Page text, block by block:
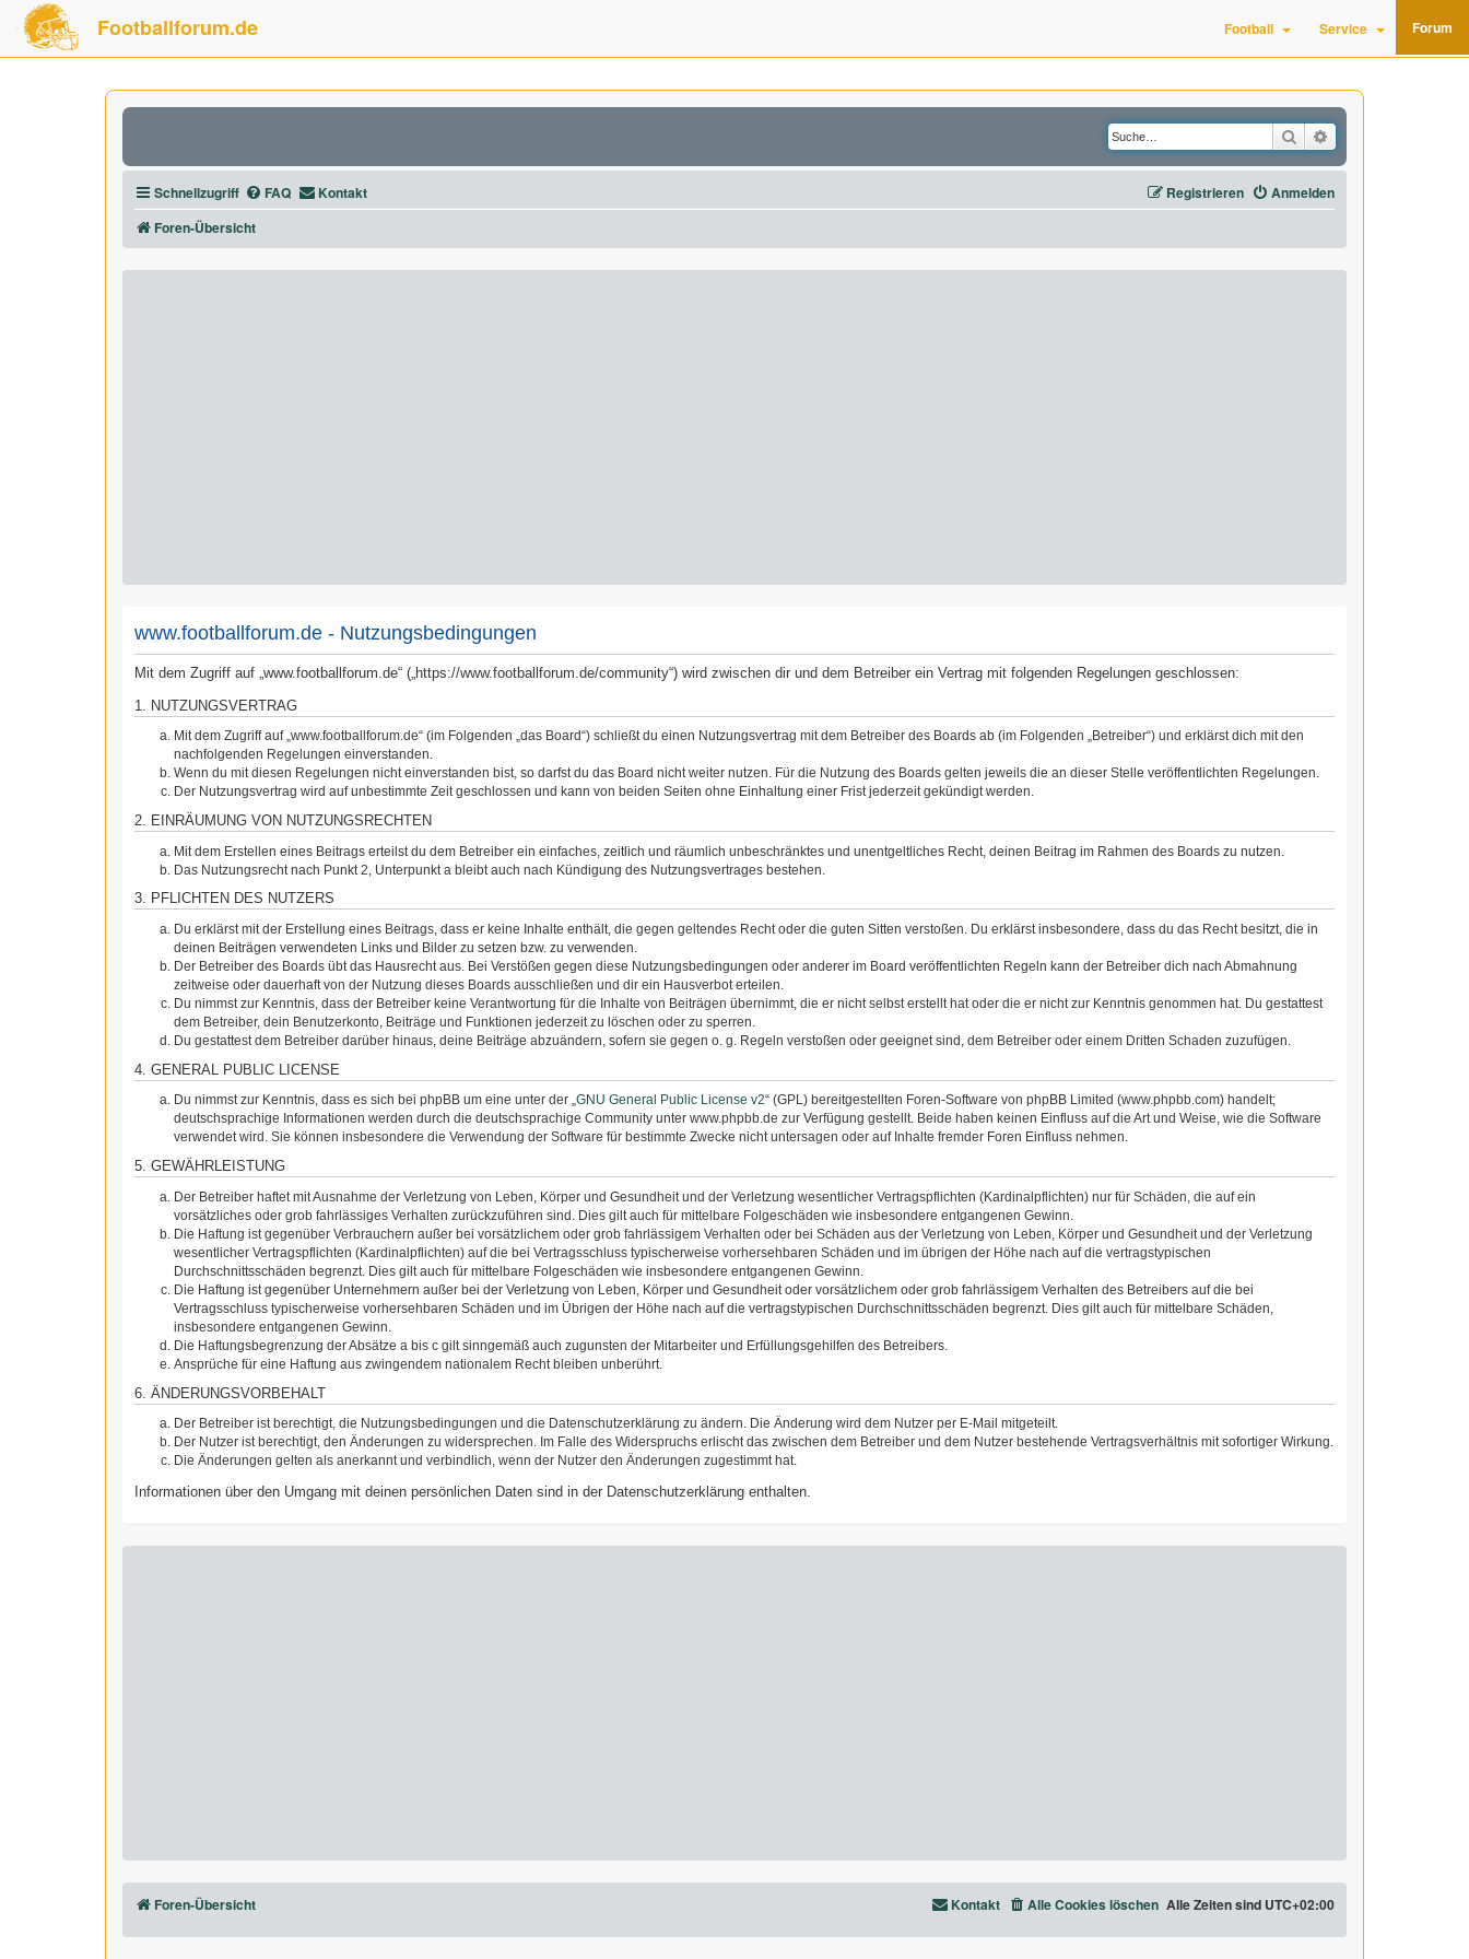
Footballforum.de Football Service Forum
Suche
Schnellzugriff FAQ Kontakt Anmelden
Registrieren
Foren-Übersicht
www.footballforum.de - Nutzungsbedingungen
Mit dem Zugriff auf „www.footballforum.de“ („https://www.footballforum.de/community“) wird zwischen dir und dem Betreiber ein Vertrag mit folgenden Regelungen geschlossen:
1. NUTZUNGSVERTRAG
Mit dem Zugriff auf „www.footballforum.de“ (im Folgenden „das Board“) schließt du einen Nutzungsvertrag mit dem Betreiber des Boards ab (im Folgenden „Betreiber“) und erklärst dich mit den
nachfolgenden Regelungen einverstanden.
Wenn du mit diesen Regelungen nicht einverstanden bist, so darfst du das Board nicht weiter nutzen. Für die Nutzung des Boards gelten jeweils die an dieser Stelle veröffentlichten Regelungen.
Der Nutzungsvertrag wird auf unbestimmte Zeit geschlossen und kann von beiden Seiten ohne Einhaltung einer Frist jederzeit gekündigt werden.
2. EINRÄUMUNG VON NUTZUNGSRECHTEN
Mit dem Erstellen eines Beitrags erteilst du dem Betreiber ein einfaches, zeitlich und räumlich unbeschränktes und unentgeltliches Recht, deinen Beitrag im Rahmen des Boards zu nutzen.
Das Nutzungsrecht nach Punkt 2, Unterpunkt a bleibt auch nach Kündigung des Nutzungsvertrages bestehen.
3. PFLICHTEN DES NUTZERS
Du erklärst mit der Erstellung eines Beitrags, dass er keine Inhalte enthält, die gegen geltendes Recht oder die guten Sitten verstoßen. Du erklärst insbesondere, dass du das Recht besitzt, die in
deinen Beiträgen verwendeten Links und Bilder zu setzen bzw. zu verwenden.
Der Betreiber des Boards übt das Hausrecht aus. Bei Verstößen gegen diese Nutzungsbedingungen oder anderer im Board veröffentlichten Regeln kann der Betreiber dich nach Abmahnung
zeitweise oder dauerhaft von der Nutzung dieses Boards ausschließen und dir ein Hausverbot erteilen.
Du nimmst zur Kenntnis, dass der Betreiber keine Verantwortung für die Inhalte von Beiträgen übernimmt, die er nicht selbst erstellt hat oder die er nicht zur Kenntnis genommen hat. Du gestattest
dem Betreiber, dein Benutzerkonto, Beiträge und Funktionen jederzeit zu löschen oder zu sperren.
Du gestattest dem Betreiber darüber hinaus, deine Beiträge abzuändern, sofern sie gegen o. g. Regeln verstoßen oder geeignet sind, dem Betreiber oder einem Dritten Schaden zuzufügen.
4. GENERAL PUBLIC LICENSE
Du nimmst zur Kenntnis, dass es sich bei phpBB um eine unter der „GNU General Public License v2“ (GPL) bereitgestellten Foren-Software von phpBB Limited (www.phpbb.com) handelt;
deutschsprachige Informationen werden durch die deutschsprachige Community unter www.phpbb.de zur Verfügung gestellt. Beide haben keinen Einfluss auf die Art und Weise, wie die Software
verwendet wird. Sie können insbesondere die Verwendung der Software für bestimmte Zwecke nicht untersagen oder auf Inhalte fremder Foren Einfluss nehmen.
5. GEWÄHRLEISTUNG
Der Betreiber haftet mit Ausnahme der Verletzung von Leben, Körper und Gesundheit und der Verletzung wesentlicher Vertragspflichten (Kardinalpflichten) nur für Schäden, die auf ein
vorsätzliches oder grob fahrlässiges Verhalten zurückzuführen sind. Dies gilt auch für mittelbare Folgeschäden wie insbesondere entgangenen Gewinn.
Die Haftung ist gegenüber Verbrauchern außer bei vorsätzlichem oder grob fahrlässigem Verhalten oder bei Schäden aus der Verletzung von Leben, Körper und Gesundheit und der Verletzung
wesentlicher Vertragspflichten (Kardinalpflichten) auf die bei Vertragsschluss typischerweise vorhersehbaren Schäden und im übrigen der Höhe nach auf die vertragstypischen
Durchschnittsschäden begrenzt. Dies gilt auch für mittelbare Folgeschäden wie insbesondere entgangenen Gewinn.
Die Haftung ist gegenüber Unternehmern außer bei der Verletzung von Leben, Körper und Gesundheit oder vorsätzlichem oder grob fahrlässigem Verhalten des Betreibers auf die bei
Vertragsschluss typischerweise vorhersehbaren Schäden und im Übrigen der Höhe nach auf die vertragstypischen Durchschnittsschäden begrenzt. Dies gilt auch für mittelbare Schäden,
insbesondere entgangenen Gewinn.
Die Haftungsbegrenzung der Absätze a bis c gilt sinngemäß auch zugunsten der Mitarbeiter und Erfüllungsgehilfen des Betreibers.
Ansprüche für eine Haftung aus zwingendem nationalem Recht bleiben unberührt.
6. ÄNDERUNGSVORBEHALT
Der Betreiber ist berechtigt, die Nutzungsbedingungen und die Datenschutzerklärung zu ändern. Die Änderung wird dem Nutzer per E-Mail mitgeteilt.
Der Nutzer ist berechtigt, den Änderungen zu widersprechen. Im Falle des Widerspruchs erlischt das zwischen dem Betreiber und dem Nutzer bestehende Vertragsverhältnis mit sofortiger Wirkung.
Die Änderungen gelten als anerkannt und verbindlich, wenn der Nutzer den Änderungen zugestimmt hat.
Informationen über den Umgang mit deinen persönlichen Daten sind in der Datenschutzerklärung enthalten.
Foren-Übersicht Alle Zeiten sind UTC+02:00
Alle Cookies löschen
Kontakt